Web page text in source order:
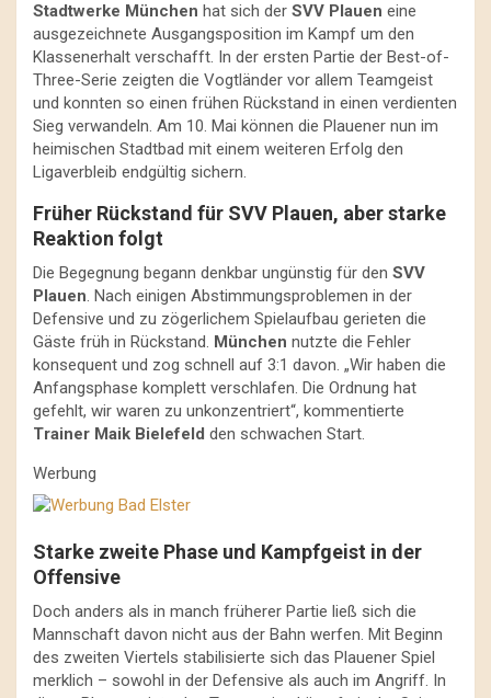
Stadtwerke München hat sich der SVV Plauen eine
ausgezeichnete Ausgangsposition im Kampf um den
Klassenerhalt verschafft. In der ersten Partie der Best-of-
Three-Serie zeigten die Vogtländer vor allem Teamgeist
und konnten so einen frühen Rückstand in einen verdienten
Sieg verwandeln. Am 10. Mai können die Plauener nun im
heimischen Stadtbad mit einem weiteren Erfolg den
Ligaverbleib endgültig sichern.
Früher Rückstand für SVV Plauen, aber starke
Reaktion folgt
Die Begegnung begann denkbar ungünstig für den SVV
Plauen. Nach einigen Abstimmungsproblemen in der
Defensive und zu zögerlichem Spielaufbau gerieten die
Gäste früh in Rückstand. München nutzte die Fehler
konsequent und zog schnell auf 3:1 davon. „Wir haben die
Anfangsphase komplett verschlafen. Die Ordnung hat
gefehlt, wir waren zu unkonzentriert“, kommentierte
Trainer Maik Bielefeld den schwachen Start.
Werbung
Starke zweite Phase und Kampfgeist in der
Offensive
Doch anders als in manch früherer Partie ließ sich die
Mannschaft davon nicht aus der Bahn werfen. Mit Beginn
des zweiten Viertels stabilisierte sich das Plauener Spiel
merklich – sowohl in der Defensive als auch im Angriff. In